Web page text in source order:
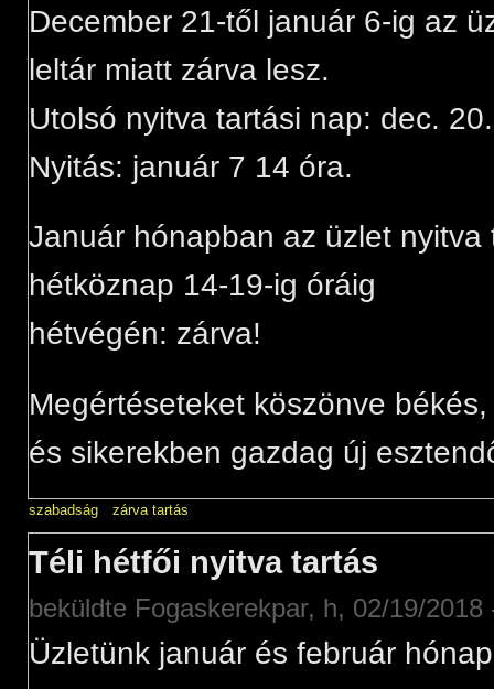
December 21-től január 6-ig az
leltár miatt zárva lesz.
Utolsó nyitva tartási nap: dec.
Nyitás: január 7 14 óra.
Január hónapban az üzlet nyitva
hétköznap 14-19-ig óráig
hétvégén: zárva!
Megértéseteket köszönve
és sikerekben gazdag új
szabadság zárva tartás
Téli hétfői nyitva tartás
beküldte Fogaskerekpar, h, 02/19/2018
Üzletünk január és február